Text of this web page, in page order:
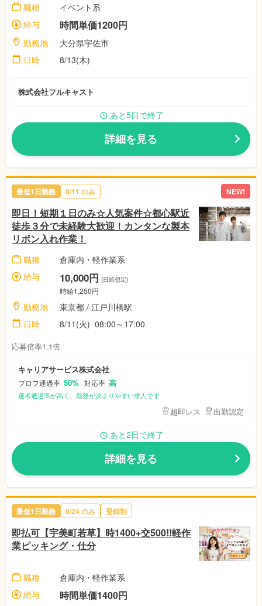
職種
イベント系
給与
時間単価1200円
勤務地
大分県宇佐市
日時
8/13(木)
株式会社フルキャスト
あと5日で終了
詳細を見る
最低1日勤務 8/11 のみ NEW!
即日！短期１日のみ☆人気案件☆都心駅近
徒歩３分で未経験大歓迎！カンタンな製本
リボン入れ作業！
職種
倉庫内・軽作業系
給与
10,000円 (日給想定)
時給1,250円
勤務地 東京都 / 江戸川橋駅
日時
8/11(火) 08:00～17:00
応募倍率1.1倍
キャリアサービス株式会社
プロフ通過率 50% 対応率 高
選考通過率が高く、勤務が決まりやすい求人です
超即レス 出勤認定
あと2日で終了
詳細を見る
最低1日勤務 8/24のみ 登録制
即払可【宇美町若草】時1400+交500!!軽作
業ピッキング・仕分
職種
倉庫内・軽作業系
給与
時間単価1400円